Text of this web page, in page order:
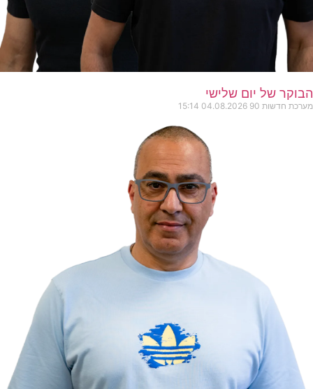
הבוקר של יום שלישי
מערכת חדשות 90 04.08.2026
15:14